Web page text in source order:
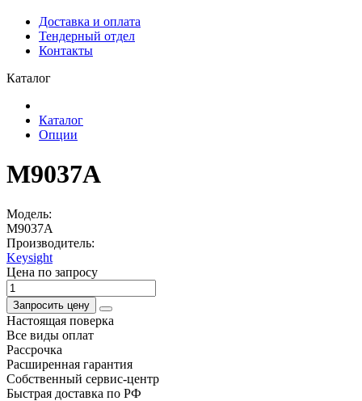
Доставка и оплата
Тендерный отдел
Контакты
Каталог
Каталог
Опции
M9037A
Модель:
M9037A
Производитель:
Keysight
Цена по запросу
Запросить цену
Настоящая поверка
Все виды оплат
Рассрочка
Расширенная гарантия
Собственный сервис-центр
Быстрая доставка по РФ